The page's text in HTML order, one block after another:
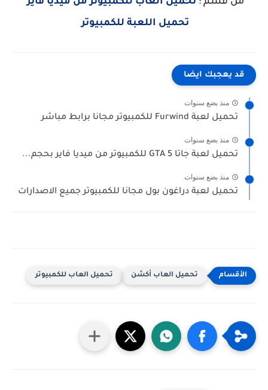
تحميل اللعبة للكمبيوتر
قد يعجبك ايضا
منذ بضع سنوات
تحميل لعبة Furwind للكمبيوتر مجانا برابط مباشر
منذ بضع سنوات
تحميل لعبة جاتا GTA 5 للكمبيوتر من ميديا فاير بحجم...
منذ بضع سنوات
تحميل لعبة دراغون بول مجانا للكمبيوتر جميع الاصدارات
تحميل العاب أكشن تحميل العاب للكمبيوتر